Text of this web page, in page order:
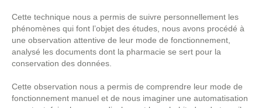
Cette technique nous a permis de suivre personnellement les
phénomènes qui font l’objet des études, nous avons procédé à
une observation attentive de leur mode de fonctionnement,
analysé les documents dont la pharmacie se sert pour la
conservation des données.
Cette observation nous a permis de comprendre leur mode de
fonctionnement manuel et de nous imaginer une automatisation